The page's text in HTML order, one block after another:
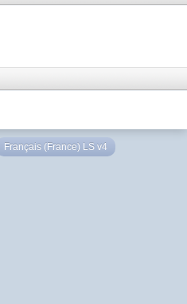
Français (France) LS v4